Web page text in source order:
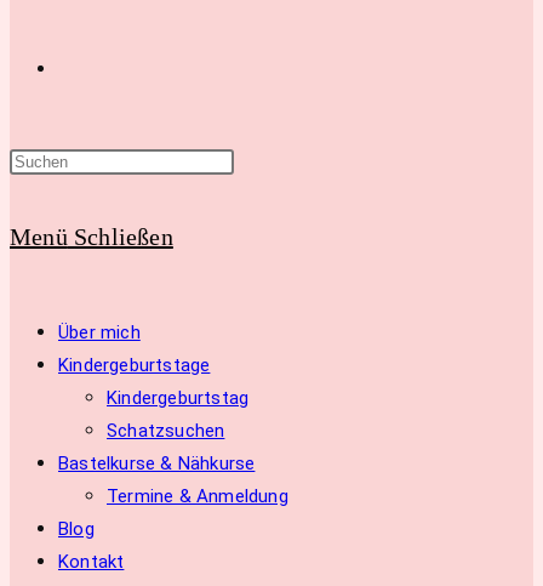
Menü Schließen
Über mich
Kindergeburtstage
Kindergeburtstag
Schatzsuchen
Bastelkurse & Nähkurse
Termine & Anmeldung
Blog
Kontakt